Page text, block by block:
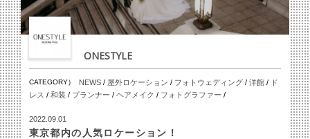
ONESTYLE
CATEGORY） NEWS/ 屋外ロケーション / フォトウェディング/ 洋館/ ド
レス / 和装 / プランナー / ヘアメイク / フォトグラファー /
2022.09.01
東京都内の人気ロケーション！